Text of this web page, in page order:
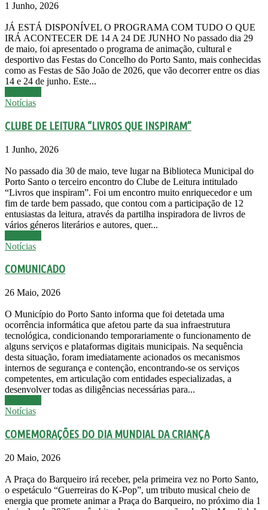
1 Junho, 2026
JÁ ESTÁ DISPONÍVEL O PROGRAMA COM TUDO O QUE
IRÁ ACONTECER DE 14 A 24 DE JUNHO No passado dia 29
de maio, foi apresentado o programa de animação, cultural e
desportivo das Festas do Concelho do Porto Santo, mais conhecidas
como as Festas de São João de 2026, que vão decorrer entre os dias
14 e 24 de junho. Este...
Notícias
CLUBE DE LEITURA “LIVROS QUE INSPIRAM”
1 Junho, 2026
No passado dia 30 de maio, teve lugar na Biblioteca Municipal do
Porto Santo o terceiro encontro do Clube de Leitura intitulado
“Livros que inspiram”. Foi um encontro muito enriquecedor e um
fim de tarde bem passado, que contou com a participação de 12
entusiastas da leitura, através da partilha inspiradora de livros de
vários géneros literários e autores, quer...
Notícias
COMUNICADO
26 Maio, 2026
O Município do Porto Santo informa que foi detetada uma
ocorrência informática que afetou parte da sua infraestrutura
tecnológica, condicionando temporariamente o funcionamento de
alguns serviços e plataformas digitais municipais. Na sequência
desta situação, foram imediatamente acionados os mecanismos
internos de segurança e contenção, encontrando-se os serviços
competentes, em articulação com entidades especializadas, a
desenvolver todas as diligências necessárias para...
Notícias
COMEMORAÇÕES DO DIA MUNDIAL DA CRIANÇA
20 Maio, 2026
A Praça do Barqueiro irá receber, pela primeira vez no Porto Santo,
o espetáculo “Guerreiras do K-Pop”, um tributo musical cheio de
energia que promete animar a Praça do Barqueiro, no próximo dia 1